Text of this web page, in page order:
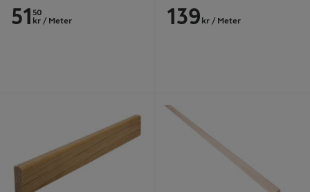
51
50
kr / Meter 139 kr / Meter